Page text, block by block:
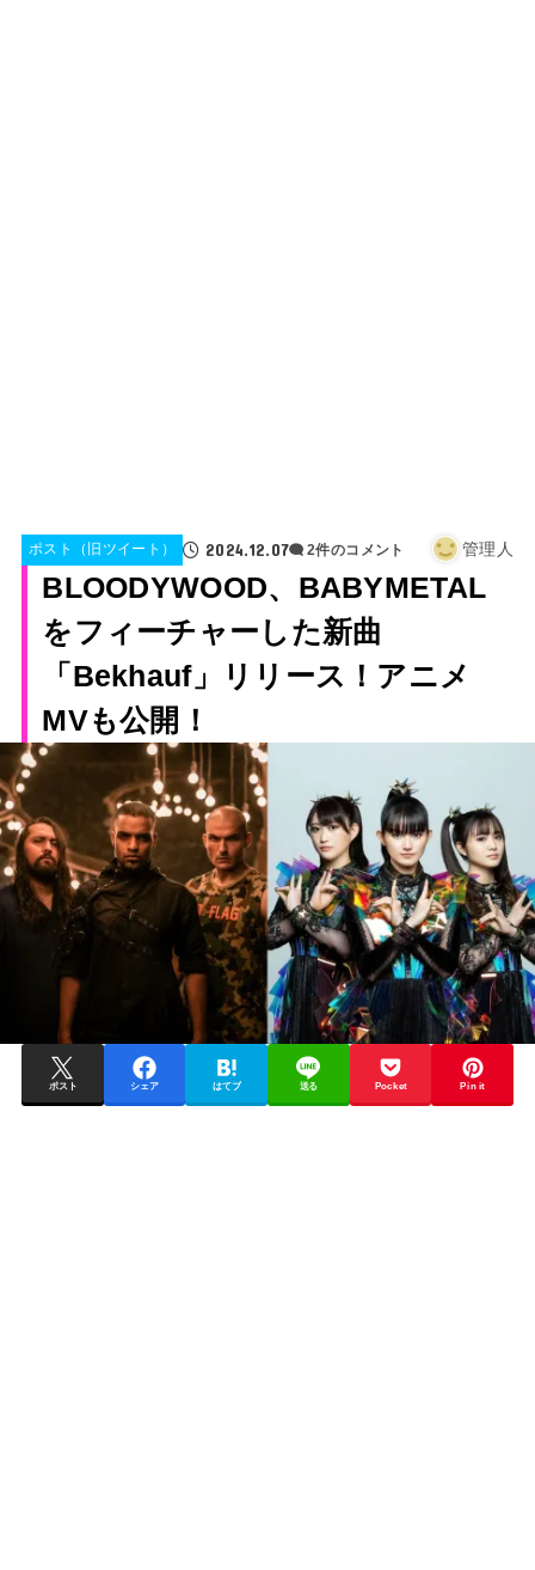
ポスト（旧ツイート） 2024.12.07 2件のコメント 管理人
BLOODYWOOD、BABYMETAL
をフィーチャーした新曲
「Bekhauf」リリース！アニメ
MVも公開！
ポスト シェア はてブ 送る Pocket Pin it